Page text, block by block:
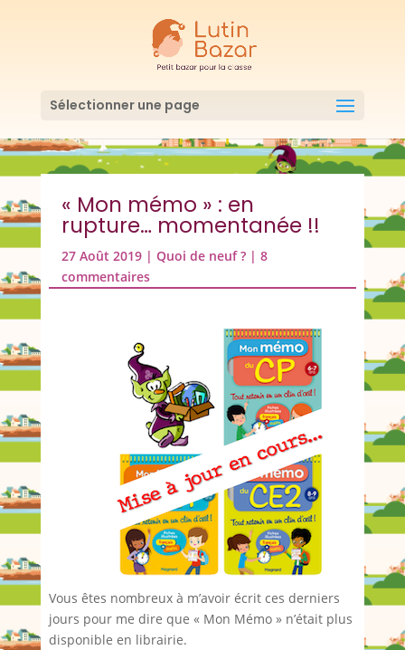
Sélectionner une page
« Mon mémo » : en
rupture… momentanée !!
27 Août 2019| Quoi de neuf ?| 8
commentaires
Vous êtes nombreux à m’avoir écrit ces derniers
jours pour me dire que « Mon Mémo » n’était plus
disponible en librairie.